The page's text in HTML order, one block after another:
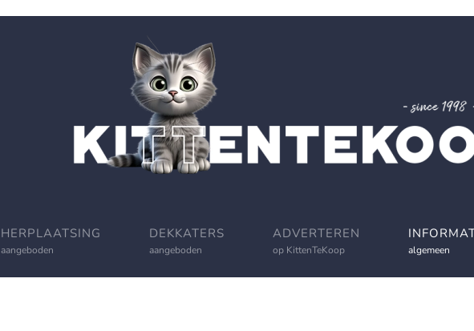
HERPLAATSING
aangeboden
DEKKATERS
aangeboden
ADVERTEREN
op KittenTeKoop algemeen